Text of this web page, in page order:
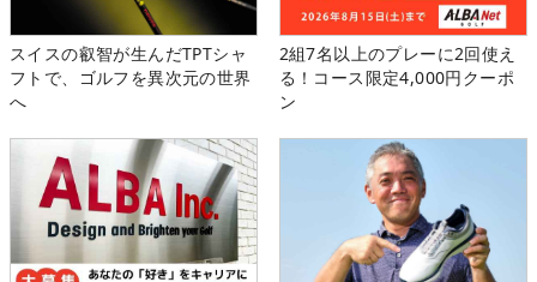
スイスの叡智が生んだTPTシャ
フトで、ゴルフを異次元の世界
へ
2組7名以上のプレーに2回使え
る！コース限定4,000円クーポ
ン